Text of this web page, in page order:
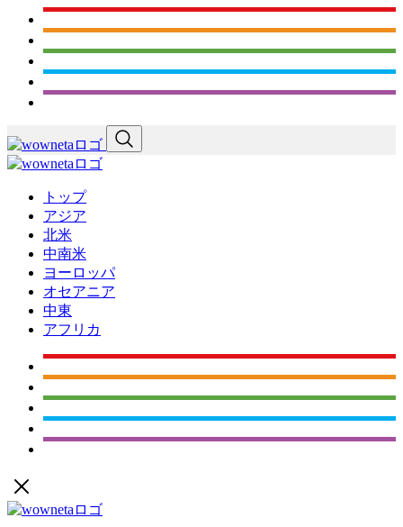
トップ
アジア
北米
中南米
ヨーロッパ
オセアニア
中東
アフリカ